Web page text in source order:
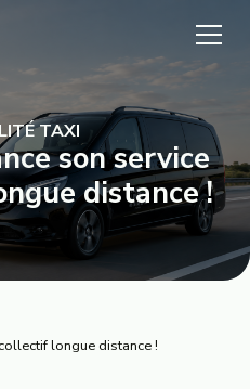
TAXI
son service
distance !
longue distance !